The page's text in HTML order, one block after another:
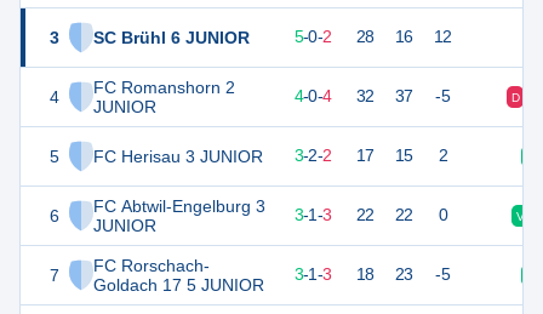
3 SC Brühl 6 JUNIOR
4
FC Romanshorn 2
JUNIOR
5 FC Herisau 3 JUNIOR
6
FC Abtwil-Engelburg 3
JUNIOR
7
FC Rorschach-
Goldach 17 5 JUNIOR
15 5-0-2 28 16 12
12 4-0-4 32 37 -5 D
11 7 3-2-2 17 15 2
10 7 3-1-3 22 22 0 V
10 7 3-1-3 18 23 -5